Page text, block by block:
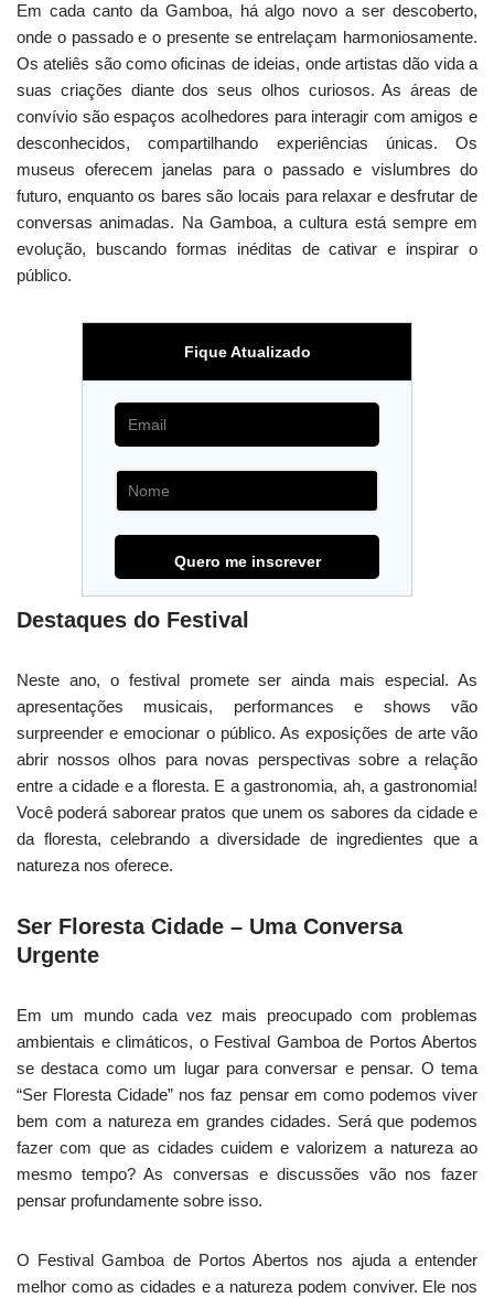
Em cada canto da Gamboa, há algo novo a ser descoberto,
onde o passado e o presente se entrelaçam harmoniosamente.
Os ateliês são como oficinas de ideias, onde artistas dão vida a
suas criações diante dos seus olhos curiosos. As áreas de
convívio são espaços acolhedores para interagir com amigos e
desconhecidos, compartilhando experiências únicas. Os
museus oferecem janelas para o passado e vislumbres do
futuro, enquanto os bares são locais para relaxar e desfrutar de
conversas animadas. Na Gamboa, a cultura está sempre em
evolução, buscando formas inéditas de cativar e inspirar o
público.
Fique Atualizado
Destaques do Festival
Neste ano, o festival promete ser ainda mais especial. As
apresentações musicais, performances e shows vão
surpreender e emocionar o público. As exposições de arte vão
abrir nossos olhos para novas perspectivas sobre a relação
entre a cidade e a floresta. E a gastronomia, ah, a gastronomia!
Você poderá saborear pratos que unem os sabores da cidade e
da floresta, celebrando a diversidade de ingredientes que a
natureza nos oferece.
Ser Floresta Cidade – Uma Conversa
Urgente
Em um mundo cada vez mais preocupado com problemas
ambientais e climáticos, o Festival Gamboa de Portos Abertos
se destaca como um lugar para conversar e pensar. O tema
“Ser Floresta Cidade” nos faz pensar em como podemos viver
bem com a natureza em grandes cidades. Será que podemos
fazer com que as cidades cuidem e valorizem a natureza ao
mesmo tempo? As conversas e discussões vão nos fazer
pensar profundamente sobre isso.
O Festival Gamboa de Portos Abertos nos ajuda a entender
melhor como as cidades e a natureza podem conviver. Ele nos